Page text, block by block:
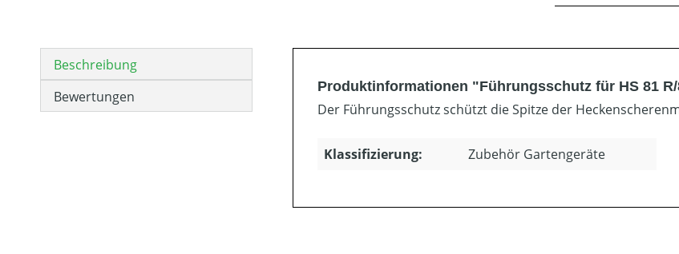
Beschreibung
Bewertungen
Produktinformationen "Führungsschutz für HS 81
Der Führungsschutz schützt die Spitze der
Klassifizierung: Zubehör Gartengeräte